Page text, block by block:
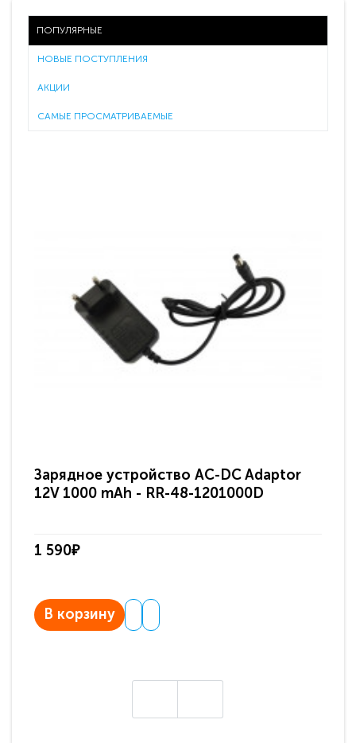
ПОПУЛЯРНЫЕ
НОВЫЕ ПОСТУПЛЕНИЯ
АКЦИИ
САМЫЕ ПРОСМАТРИВАЕМЫЕ
Зарядное устройство AC-DC Adaptor
12V 1000 mAh - RR-48-1201000D
1 590₽
В корзину